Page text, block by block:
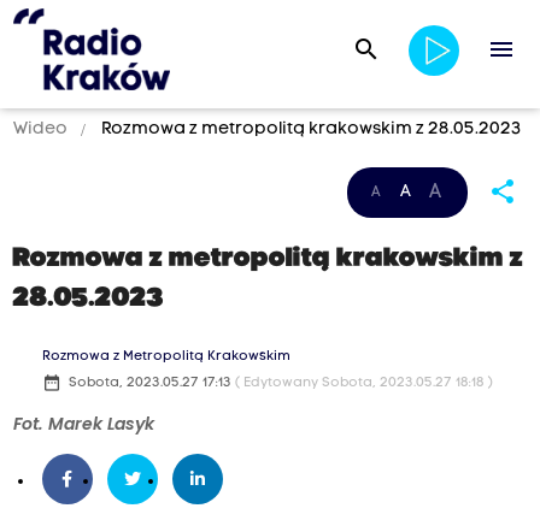
search menu
Wideo Rozmowa z metropolitą krakowskim z 28.05.2023
share
A A A
Rozmowa z metropolitą krakowskim z
28.05.2023
Rozmowa z Metropolitą Krakowskim
date_range Sobota, 2023.05.27 17:13 ( Edytowany Sobota, 2023.05.27 18:18 )
Fot. Marek Lasyk